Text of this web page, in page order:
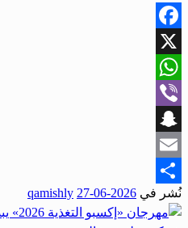
Facebook
X
WhatsApp
Viber
Snapchat
Email
Share
نُشر في 2026-06-27
qamishly